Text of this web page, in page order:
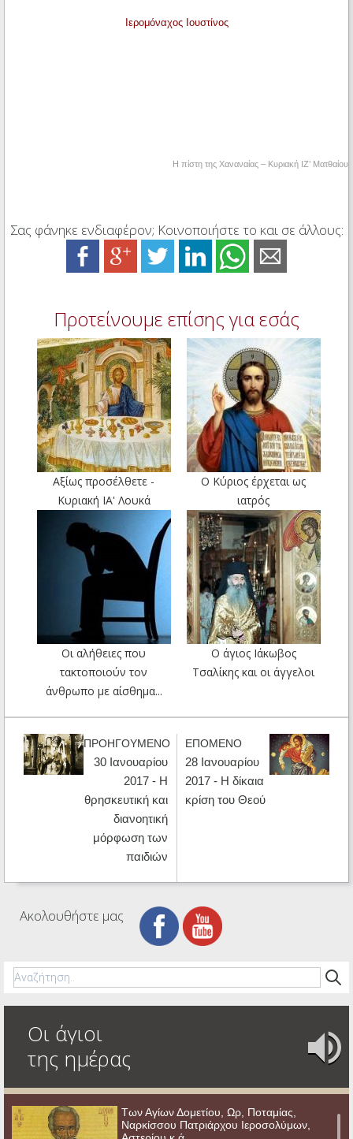
Ιερομόναχος Ιουστίνος
Η πίστη της Χαναναίας – Κυριακή ΙΖ’ Ματθαίου
Σας φάνηκε ενδιαφέρον; Κοινοποιήστε το και σε άλλους:
Προτείνουμε επίσης για εσάς
Αξίως προσέλθετε -
Κυριακή ΙΑ' Λουκά
Ο Κύριος έρχεται ως
ιατρός
Οι αλήθειες που
τακτοποιούν τον
άνθρωπο με αίσθημα...
Ο άγιος Ιάκωβος
Τσαλίκης και οι άγγελοι
ΠΡΟΗΓΟΥΜΕΝΟ
30 Ιανουαρίου
2017 - Η
θρησκευτική και
διανοητική
μόρφωση των
παιδιών
ΕΠΟΜΕΝΟ
28 Ιανουαρίου
2017 - Η δίκαια
κρίση του Θεού
Ακολουθήστε μας
Οι άγιοι
της ημέρας
Των Αγίων Δομετίου, Ωρ, Ποταμίας,
Ναρκίσσου Πατριάρχου Ιεροσολύμων,